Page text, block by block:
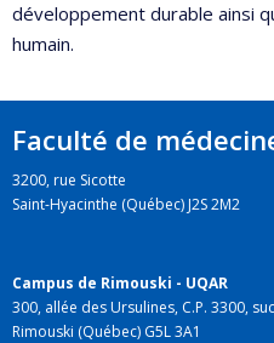
développement durable ainsi
humain.
Faculté de
3200, rue Sicotte
Saint-Hyacinthe (Québec) J2S 2M2
Campus de Rimouski - UQAR
300, allée des Ursulines, C.P. 3300,
Rimouski (Québec) G5L 3A1